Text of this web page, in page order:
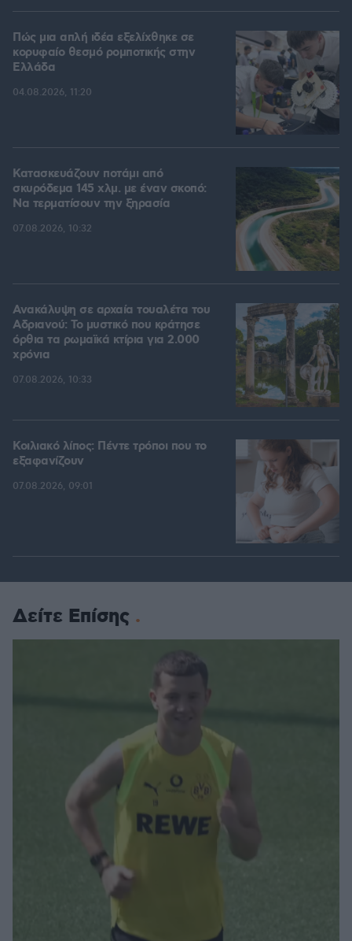
Πώς μια απλή ιδέα εξελίχθηκε σε
κορυφαίο θεσμό ρομποτικής στην
Ελλάδα
04.08.2026, 11:20
Κατασκευάζουν ποτάμι από
σκυρόδεμα 145 χλμ. με έναν σκοπό:
Να τερματίσουν την ξηρασία
07.08.2026, 10:32
Ανακάλυψη σε αρχαία τουαλέτα του
Αδριανού: Το μυστικό που κράτησε
όρθια τα ρωμαϊκά κτίρια για 2.000
χρόνια
07.08.2026, 10:33
Κοιλιακό λίπος: Πέντε τρόποι που το
εξαφανίζουν
07.08.2026, 09:01
Δείτε Επίσης